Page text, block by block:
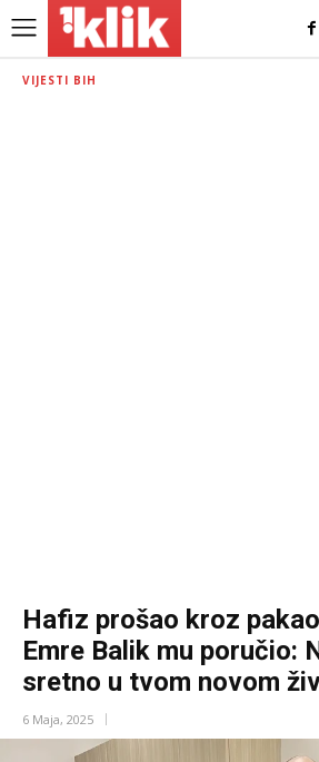
VIJESTI BIH
Hafiz prošao kroz
Emre Balik mu poručio:
sretno u tvom novom
6 Maja, 2025